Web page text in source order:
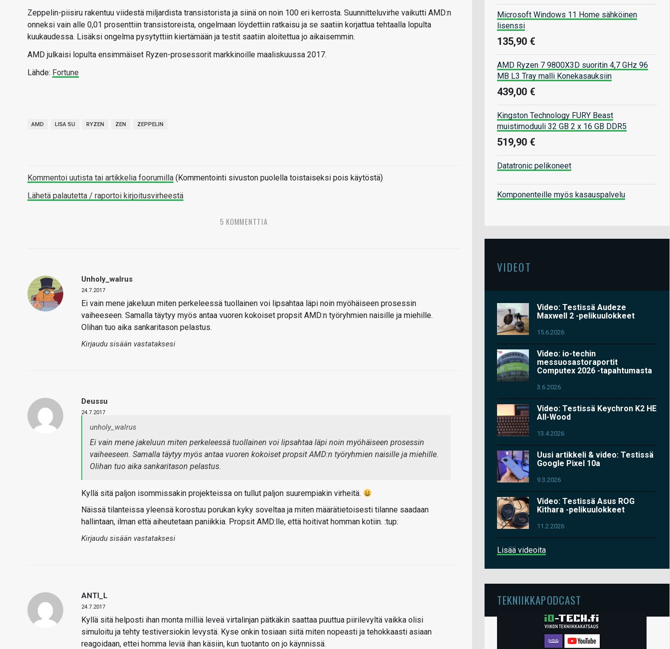
Zeppelin-piisiru rakentuu viidestä miljardista transistorista ja siinä on noin 100 eri kerrosta. Suunnitteluvirhe vaikutti AMD:n
onneksi vain alle 0,01 prosenttiin transistoreista, ongelmaan löydettiin ratkaisu ja se saatiin korjattua tehtaalla lopulta
kuukaudessa. Lisäksi ongelma pysytyttiin kiertämään ja testit saatiin aloitettua jo aikaisemmin.
AMD julkaisi lopulta ensimmäiset Ryzen-prosessorit markkinoille maaliskuussa 2017.
Lähde: Fortune
AMD LISA SU RYZEN ZEN ZEPPELIN
Kommentoi uutista tai artikkelia foorumilla (Kommentointi sivuston puolella toistaiseksi pois käytöstä)
Lähetä palautetta / raportoi kirjoitusvirheestä
5 KOMMENTTIA
Unholy_walrus
24.7.2017
Ei vain mene jakeluun miten perkeleessä tuollainen voi lipsahtaa läpi noin myöhäiseen prosessin
vaiheeseen. Samalla täytyy myös antaa vuoren kokoiset propsit AMD:n työryhmien naisille ja miehille.
Olihan tuo aika sankaritason pelastus.
Kirjaudu sisään vastataksesi
Deussu
24.7.2017
unholy_walrus
Ei vain mene jakeluun miten perkeleessä tuollainen voi lipsahtaa läpi noin myöhäiseen prosessin
vaiheeseen. Samalla täytyy myös antaa vuoren kokoiset propsit AMD:n työryhmien naisille ja miehille.
Olihan tuo aika sankaritason pelastus.
Kyllä sitä paljon isommissakin projekteissa on tullut paljon suurempiakin virheitä.
Näissä tilanteissa yleensä korostuu porukan kyky soveltaa ja miten määrätietoisesti tilanne saadaan
hallintaan, ilman että aiheutetaan paniikkia. Propsit AMD:lle, että hoitivat homman kotiin. :tup:
Kirjaudu sisään vastataksesi
ANTI_L
24.7.2017
Kyllä sitä helposti ihan monta milliä leveä virtalinjan pätkäkin saattaa puuttua piirilevyltä vaikka olisi
simuloitu ja tehty testiversiokin levystä. Kyse onkin tosiaan siitä miten nopeasti ja tehokkaasti asiaan
reagoidaan, ettei homma leviä ihan käsiin, kun tuotanto on jo käynnissä.
Microsoft Windows 11 Home sähköinen
lisenssi
135,90 €
AMD Ryzen 7 9800X3D suoritin 4,7 GHz 96
MB L3 Tray malli Konekasauksiin
439,00 €
Kingston Technology FURY Beast
muistimoduuli 32 GB 2 x 16 GB DDR5
519,90 €
Datatronic pelikoneet
Komponenteille myös kasauspalvelu
VIDEOT
Video: Testissä Audeze
Maxwell 2 -pelikuulokkeet
15.6.2026
Video: io-techin
messuosastoraportit
Computex 2026 -tapahtumasta
3.6.2026
Video: Testissä Keychron K2 HE
All-Wood
13.4.2026
Uusi artikkeli & video: Testissä
Google Pixel 10a
9.3.2026
Video: Testissä Asus ROG
Kithara -pelikuulokkeet
11.2.2026
Lisää videoita
TEKNIIKKAPODCAST